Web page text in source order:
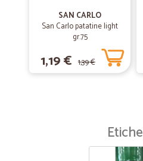
SAN CARLO
San Carlo patatine light
gr.75
1,19 € 1,39 €